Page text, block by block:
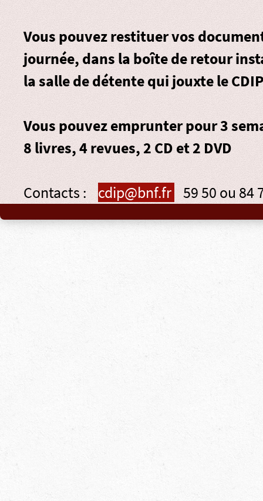
Vous pouvez restituer vos
journée, dans la boîte de retour
la salle de détente qui jouxte le
Vous pouvez emprunter pour 3
8 livres, 4 revues, 2 CD et 2 DVD
Contacts : cdip@bnf.fr 59 50 ou 84